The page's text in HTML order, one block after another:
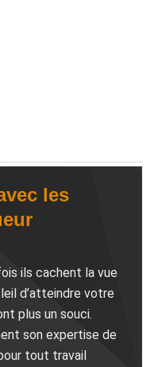
les
ils cachent la vue
d’atteindre votre
plus un souci.
son expertise de
tout travail